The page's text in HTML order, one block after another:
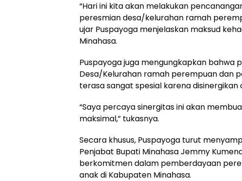
“Hari ini kita akan melakukan
peresmian desa/kelurahan ramah
ujar Puspayoga menjelaskan maksud
Minahasa.
Puspayoga juga mengungkapkan bahwa
Desa/Kelurahan ramah perempuan dan
terasa sangat spesial karena disinergikan
“Saya percaya sinergitas ini akan
maksimal,” tukasnya.
Secara khusus, Puspayoga turut
Penjabat Bupati Minahasa Jemmy
berkomitmen dalam pemberdayaan
anak di Kabupaten Minahasa.